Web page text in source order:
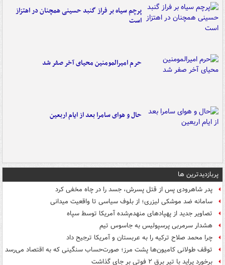
پرچم سیاه بر فراز گنبد حسینی همچنان در اهتزاز
است
حرم امیرالمومنین محیای آخر صفر شد
حال و هوای سامرا بعد از ایام اربعین
پربازدیدترین ها
پدر شاهرودی پس از قتل پسرش، جسد را در چاه مخفی کرد
سامانه ضد موشکی لیزری؛ از بلوف سیاسی تا واقعیت میدانی
تصاویر جدید از پهپادهای منهدم‌شده آمریکا توسط سپاه
هشدار سرمربی پرسپولیس به جاسوس تیم
چرا محمد صلاح ترکیه را به عربستان و آمریکا ترجیح داد
توقف طولانی کامیون‌ها پشت مرز؛ صورت‌حساب سنگینی که به اقتصاد می‌رسد
برخورد پراید با تیر برق ۲ فوتی بر جای گذاشت